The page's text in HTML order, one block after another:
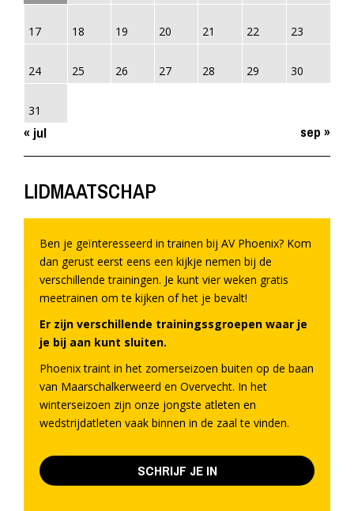
17 18 19 20 21 22 23
24 25 26 27 28 29 30
31
« jul sep »
LIDMAATSCHAP
Ben je geïnteresseerd in trainen bij AV Phoenix? Kom
dan gerust eerst eens een kijkje nemen bij de
verschillende trainingen. Je kunt vier weken gratis
meetrainen om te kijken of het je bevalt!
Er zijn verschillende trainingssgroepen waar je
je bij aan kunt sluiten.
Phoenix traint in het zomerseizoen buiten op de baan
van Maarschalkerweerd en Overvecht. In het
winterseizoen zijn onze jongste atleten en
wedstrijdatleten vaak binnen in de zaal te vinden.
SCHRIJF JE IN